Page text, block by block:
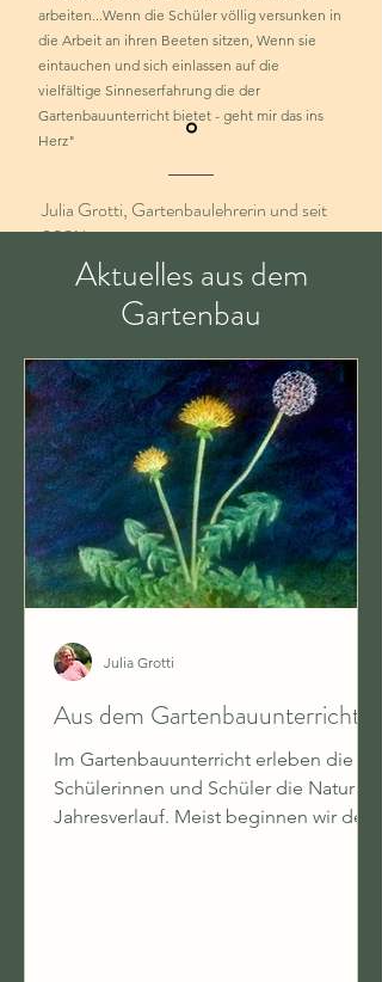
arbeiten...Wenn die Schüler völlig versunken in
die Arbeit an ihren Beeten sitzen, Wenn sie
eintauchen und sich einlassen auf die
vielfältige Sinneserfahrung die der
Gartenbauunterricht bietet - geht mir das ins
Herz"
Julia Grotti, Gartenbaulehrerin und seit
2021 bei uns.
Aktuelles aus dem
Gartenbau
Aus dem Gartenbauunterricht
Im Gartenbauunterricht erleben die
Schülerinnen und Schüler die Natur im
Jahresverlauf. Meist beginnen wir den
Julia Grotti